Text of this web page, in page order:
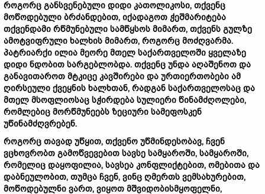
როგორც განსვენებული დიდი კათოლიკოსი, თქვენც
მოწოდებული ბრძანდებით, იქადაგოთ ჭეშმარიტება
თქვენდამი რწმუნებული სამწყსოს მიმართ, თქვენს გულზე
ამოტვიფრული ხალხის მიმართ, როგორც მოძღვარმა.
პატრიარქი ილია მეორე მთელ საქართველოში ყველაზე
დიდი ნდობით სარგებლობდა. თქვენც უნდა აღაშენოთ და
განავითაროთ მტკიცე კავშირები და ურთიერთობები ამ
ღირსეული ქვეყნის ხალხთან, რადგან საქართველოსაც და
მთელ მსოფლიოსაც სჭირდება სულიერი წინამძღოლები,
რომლებიც მორწმუნეებს ზეციური სამეფოსკენ
უწინამძღვრებენ.
როგორც თავად უწყით, თქვენო უწმინდესობავ, ჩვენ
ვცხოვრობთ გამოწვევებით სავსე სამყაროში, სამყაროში,
რომელიც დაყოფილია, სავსეა კონფლიქტებით, ომებითა და
დაბნეულობით, თუმცა ჩვენ, ვინც ღმერთს ვემსახურებით,
მოწოდებულნი ვართ, ვიყოთ მშვიდობისმყოფელნი,